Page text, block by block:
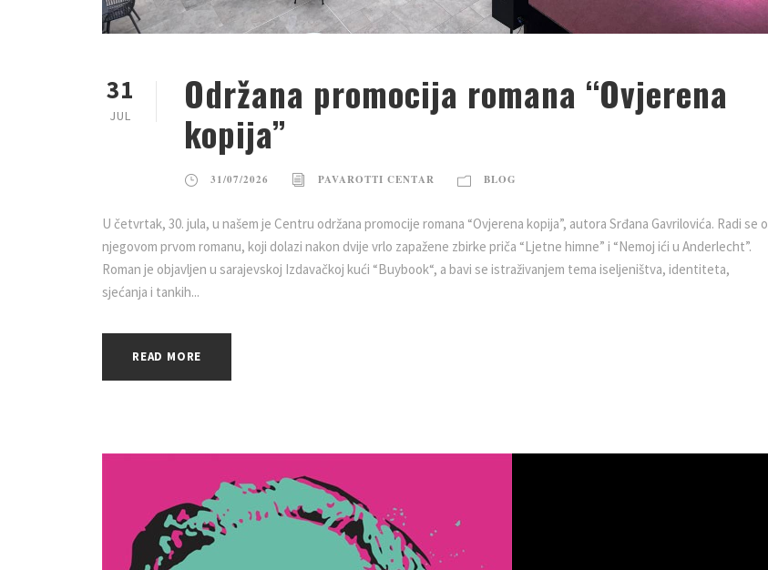
31
JUL
Održana promocija romana “Ovjerena
kopija”
31/07/2026 PAVAROTTI CENTAR BLOG
U četvrtak, 30. jula, u našem je Centru održana promocije romana “Ovjerena kopija”, autora Srđana Gavrilovića. Radi se o
njegovom prvom romanu, koji dolazi nakon dvije vrlo zapažene zbirke priča “Ljetne himne” i “Nemoj ići u Anderlecht”.
Roman je objavljen u sarajevskoj Izdavačkoj kući “Buybook“, a bavi se istraživanjem tema iseljeništva, identiteta,
sjećanja i tankih...
READ MORE